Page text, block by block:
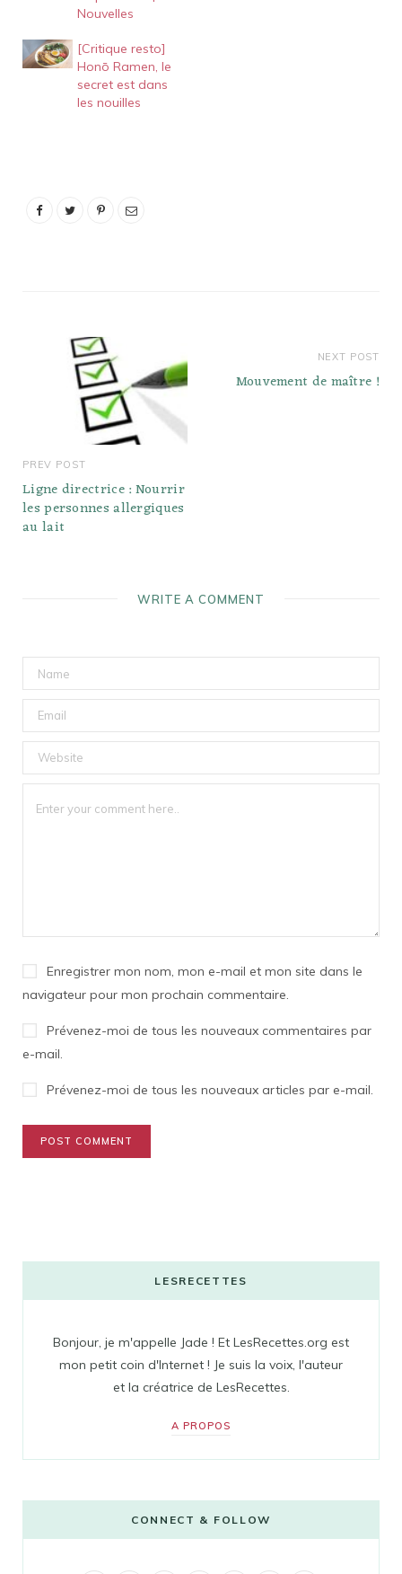
et admirons, avouons-le,
paternaliste envers les
jeunes apprentis. Avec la
sortie de ses deux…
Nouvelles
[Critique resto]
Honō Ramen, le
secret est dans
les nouilles
PREV POST
Ligne directrice : Nourrir
les personnes allergiques
au lait
NEXT POST
Mouvement de maître !
WRITE A COMMENT
Enregistrer mon nom, mon e-mail et mon site dans le
navigateur pour mon prochain commentaire.
Prévenez-moi de tous les nouveaux commentaires par
e-mail.
Prévenez-moi de tous les nouveaux articles par e-mail.
LESRECETTES
Bonjour, je m'appelle Jade ! Et LesRecettes.org est
mon petit coin d'Internet ! Je suis la voix, l'auteur
et la créatrice de LesRecettes.
A PROPOS
CONNECT & FOLLOW